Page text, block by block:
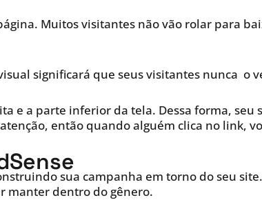
Muitos visitantes não vão rolar para
significará que seus visitantes nunca o
e a parte inferior da tela. Dessa forma,
então quando alguém clica no link,
sua campanha em torno do seu
manter dentro do gênero.